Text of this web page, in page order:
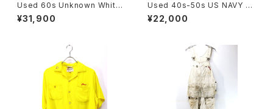
Used 60s Unknown White
×Mustard 2Tone Rayon Ch
ain Stitch Bowling Shirt Siz
¥31,900
Used 40s-50s US NAVY Bl
ue Chambray Cut Off Shirt
Size 14 1/2 古着
¥22,000